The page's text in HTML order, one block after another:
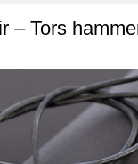
– Tors